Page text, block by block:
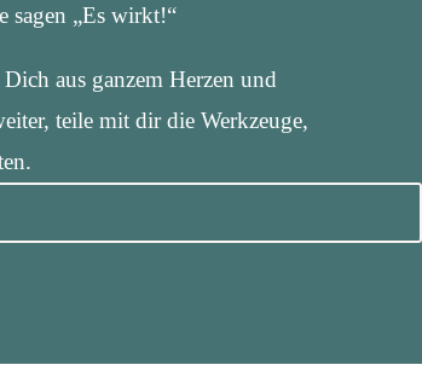
sagen „Es wirkt!“
aus ganzem Herzen und
teile mit dir die Werkzeuge,